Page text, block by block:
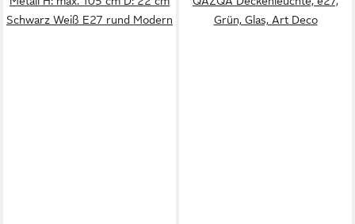
Schwarz Weiß E27 rund Modern
Grün, Glas, Art Deco